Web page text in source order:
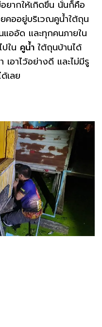
ยากให้เกิดขึ้น นั่นก็คือ
คออยู่บริเวณคูน้ำใต้ถุน
ออัด และทุกคนภายใน
ใน คูน้ำ ใต้ถุนบ้านได้
อาไว้อย่างดี และไม่มีรู
เลย